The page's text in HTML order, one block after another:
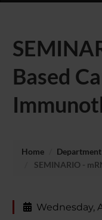
Based
Home Department
SEMINARIO -
Wednesday,